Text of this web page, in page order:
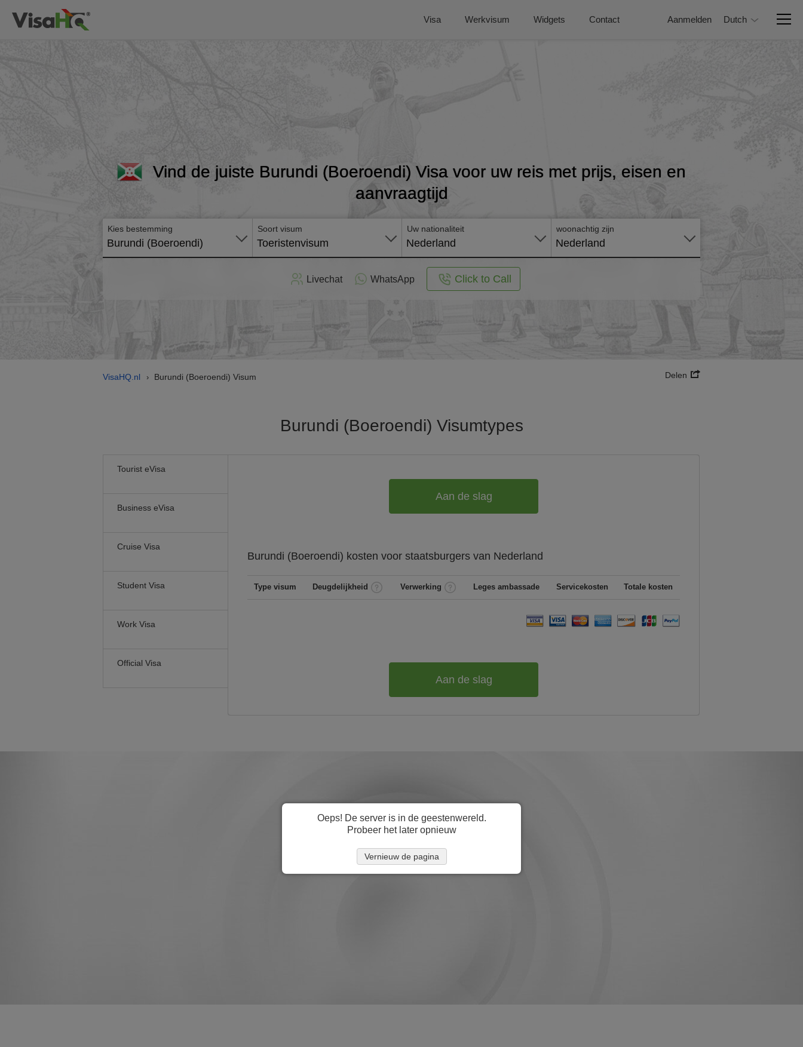
Visa Werkvisum Widgets Contact Aanmelden Dutch
Vind de juiste Burundi (Boeroendi) Visa voor uw reis met prijs, eisen en
aanvraagtijd
Kies bestemming
Burundi (Boeroendi)
Soort visum
Toeristenvisum
Uw nationaliteit
Nederland
woonachtig zijn
Nederland
Livechat WhatsApp Click to Call
VisaHQ.nl › Burundi (Boeroendi) Visum Delen
Burundi (Boeroendi) Visumtypes
Tourist eVisa
Business eVisa
Cruise Visa
Student Visa
Work Visa
Official Visa
Aan de slag
Burundi (Boeroendi) kosten voor staatsburgers van Nederland
Type visum Deugdelijkheid Verwerking Leges ambassade Servicekosten Totale kosten
Aan de slag
Oeps! De server is in de geestenwereld.
Probeer het later opnieuw
Vernieuw de pagina